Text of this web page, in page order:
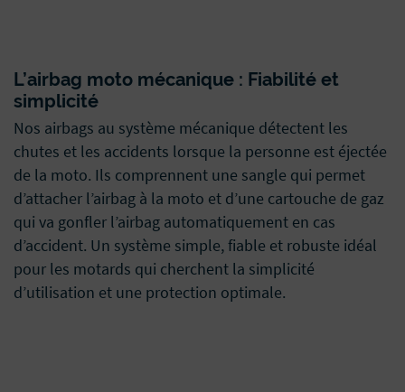
L’airbag moto mécanique : Fiabilité et
simplicité
Nos airbags au système mécanique détectent les
chutes et les accidents lorsque la personne est éjectée
de la moto. Ils comprennent une sangle qui permet
d’attacher l’airbag à la moto et d’une cartouche de gaz
qui va gonfler l’airbag automatiquement en cas
d’accident. Un système simple, fiable et robuste idéal
pour les motards qui cherchent la simplicité
d’utilisation et une protection optimale.